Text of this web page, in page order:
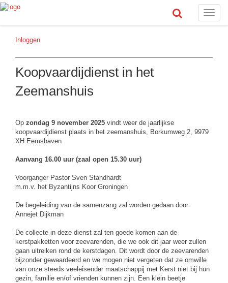
Toggle
Inloggen
Koopvaardijdienst in het
Zeemanshuis
Op zondag 9 november 2025 vindt weer de jaarlijkse
koopvaardijdienst plaats in het zeemanshuis, Borkumweg 2, 9979
XH Eemshaven
Aanvang 16.00 uur (zaal open 15.30 uur)
Voorganger Pastor Sven Standhardt
m.m.v. het Byzantijns Koor Groningen
De begeleiding van de samenzang zal worden gedaan door
Annejet Dijkman
De collecte in deze dienst zal ten goede komen aan de
kerstpakketten voor zeevarenden, die we ook dit jaar weer zullen
gaan uitreiken rond de kerstdagen. Dit wordt door de zeevarenden
bijzonder gewaardeerd en we mogen niet vergeten dat ze omwille
van onze steeds veeleisender maatschappij met Kerst niet bij hun
gezin, familie en/of vrienden kunnen zijn. Een klein beetje